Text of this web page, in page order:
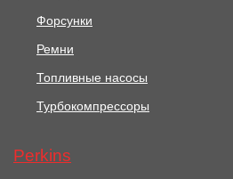
Форсунки
Ремни
Топливные насосы
Турбокомпрессоры
Perkins